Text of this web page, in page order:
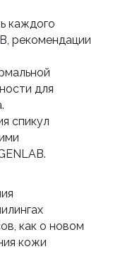
каждого
рекомендации
для
спикул
как о новом
кожи